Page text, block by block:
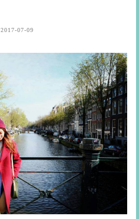
2017-07-09